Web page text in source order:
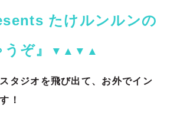
たけルンルンの
ぞ』
▼▲▼▲
タジオを飛び出て、お外でイン
！